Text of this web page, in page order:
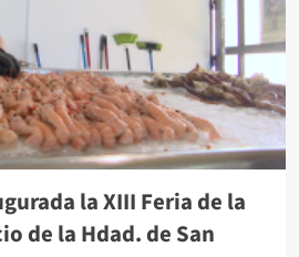
la XIII Feria de la
de la Hdad. de San